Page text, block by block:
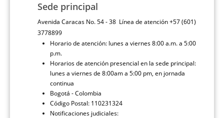
Sede principal
Avenida Caracas No. 54 - 38 Línea de atención +57 (601)
3778899
Horario de atención: lunes a viernes 8:00 a.m. a 5:00
p.m.
Horarios de atención presencial en la sede principal:
lunes a viernes de 8:00am a 5:00 pm, en jornada
continua
Bogotá - Colombia
Código Postal: 110231324
Notificaciones judiciales: